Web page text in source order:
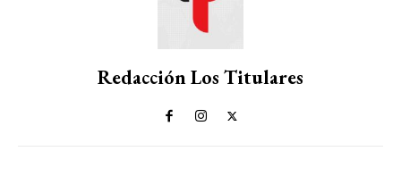
Redacción Los Titulares